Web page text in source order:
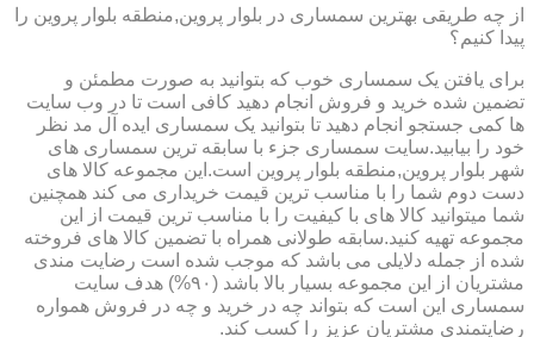
از چه طریقی بهترین سمساری در بلوار پروین,منطقه بلوار پروین را
پیدا کنیم؟
برای یافتن یک سمساری خوب که بتوانید به صورت مطمئن و
تضمین شده خرید و فروش انجام دهید کافی است تا در وب سایت
ها کمی جستجو انجام دهید تا بتوانید یک سمساری ایده آل مد نظر
خود را بیابید.سایت سمساری جزء با سابقه ترین سمساری های
شهر بلوار پروین,منطقه بلوار پروین است.این مجموعه کالا های
دست دوم شما را با مناسب ترین قیمت خریداری می کند همچنین
شما میتوانید کالا های با کیفیت را با مناسب ترین قیمت از این
مجموعه تهیه کنید.سابقه طولانی همراه با تضمین کالا های فروخته
شده از جمله دلایلی می باشد که موجب شده است رضایت مندی
مشتریان از این مجموعه بسیار بالا باشد (۹۰%) هدف سایت
سمساری این است که بتواند چه در خرید و چه در فروش همواره
رضایتمندی مشتریان عزیز را کسب کند.